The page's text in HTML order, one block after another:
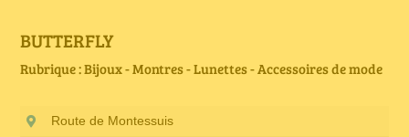
E-book
BUTTERFLY
Rubrique : Bijoux - Montres - Lunettes - Accessoires de mode
Route de Montessuis